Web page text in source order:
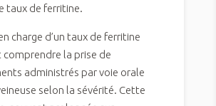
taux de ferritine.
charge d’un taux de ferritine
comprendre la prise de
administrés par voie orale
selon la sévérité. Cette